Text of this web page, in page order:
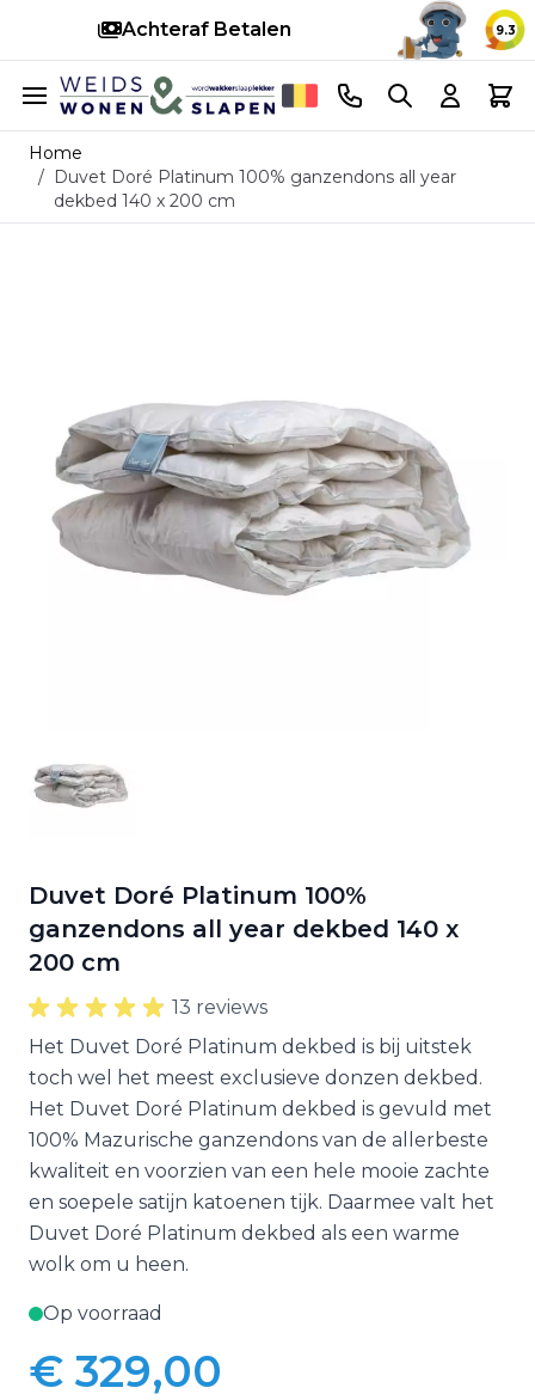
Achteraf Betalen 9.3
Ga naar de inhoud
Telefoonnummer
Search Cart
Home
/ Duvet Doré Platinum 100% ganzendons all year
dekbed 140 x 200 cm
Duvet Doré Platinum 100%
ganzendons all year dekbed 140 x
200 cm
13 reviews
Het Duvet Doré Platinum dekbed is bij uitstek
toch wel het meest exclusieve donzen dekbed.
Het Duvet Doré Platinum dekbed is gevuld met
100% Mazurische ganzendons van de allerbeste
kwaliteit en voorzien van een hele mooie zachte
en soepele satijn katoenen tijk. Daarmee valt het
Duvet Doré Platinum dekbed als een warme
wolk om u heen.
Op voorraad
€ 329,00